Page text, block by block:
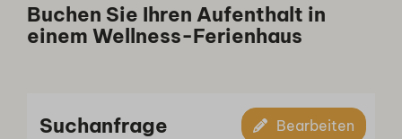
Buchen Sie Ihren Aufenthalt in
einem Wellness-Ferienhaus
Suchanfrage Bearbeiten